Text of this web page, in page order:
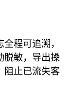
程可追溯，
脱敏，导出操
阻止已流失客